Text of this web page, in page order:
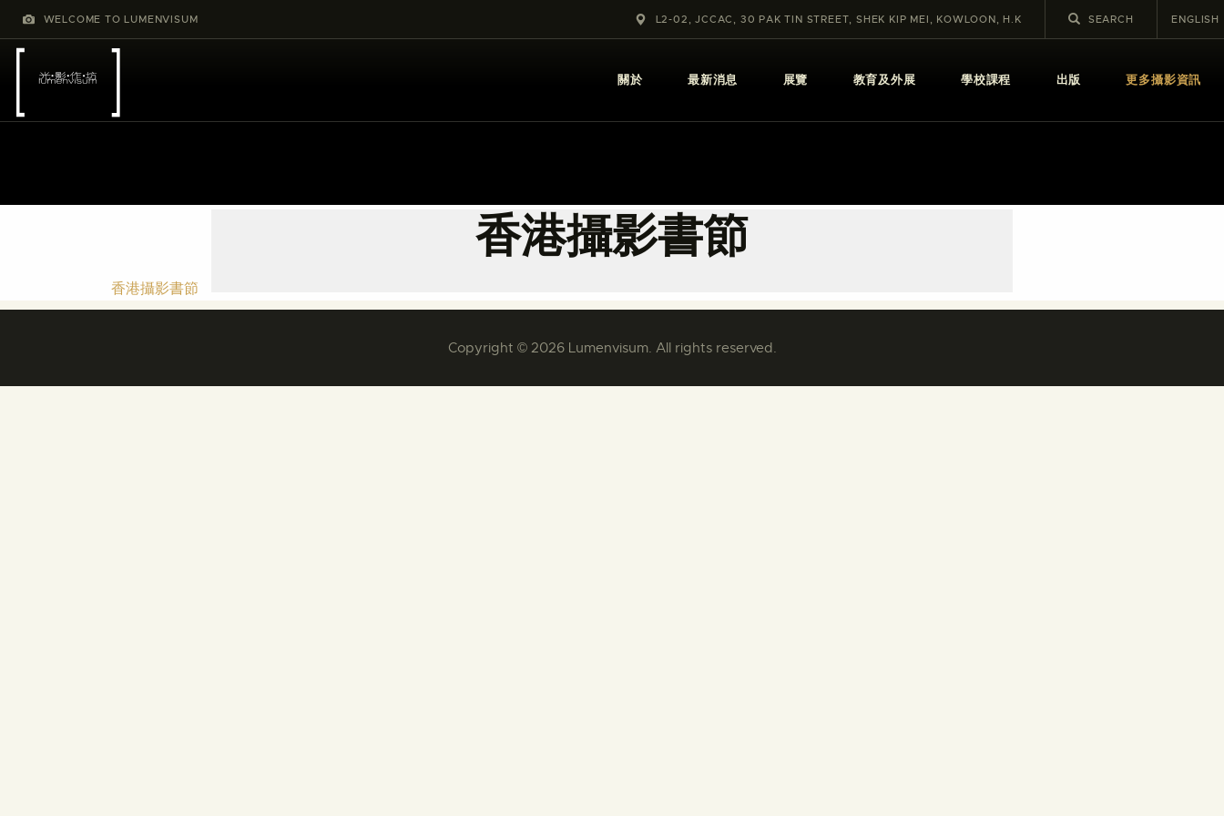
WELCOME TO LUMENVISUM L2-02, JCCAC, 30 PAK TIN STREET, SHEK KIP MEI, KOWLOON, H.K ENGLISH
關於 最新消息 展覽 教育及外展 學校課程 出版 更多攝影資訊
香港攝影書節
展覽
學校課程
更多攝影資訊
香港攝影書節
Copyright © 2026 Lumenvisum. All rights reserved.